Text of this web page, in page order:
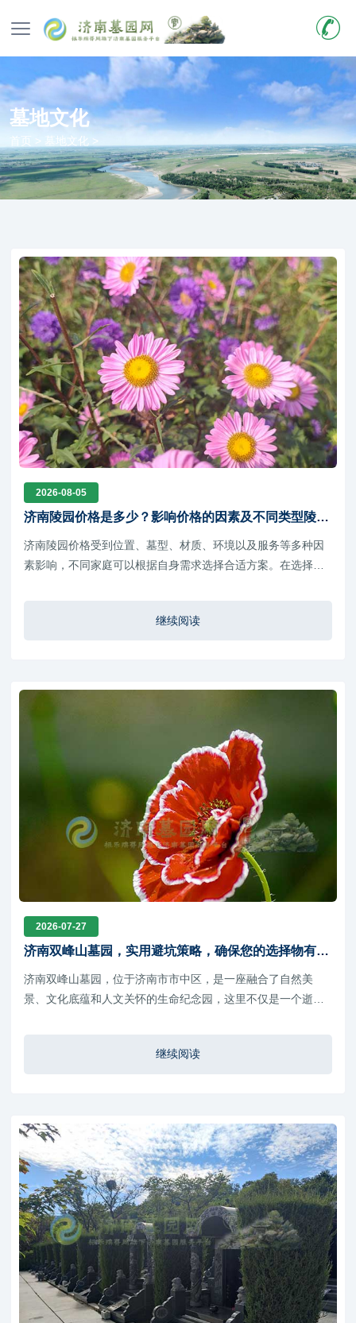
墓地文化
首页 > 墓地文化 >
2026-08-05
济南陵园价格是多少？影响价格的因素及不同类型陵园
选择介绍
济南陵园价格受到位置、墓型、材质、环境以及服务等多种因
素影响，不同家庭可以根据自身需求选择合适方案。在选择陵
继续阅读
2026-07-27
济南双峰山墓园，实用避坑策略，确保您的选择物有所
值
济南双峰山墓园，位于济南市市中区，是一座融合了自然美
景、文化底蕴和人文关怀的生命纪念园，这里不仅是一个逝者
继续阅读